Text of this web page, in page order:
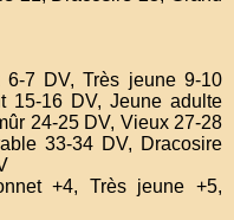
6-7 DV, Très jeune 9-10
15-16 DV, Jeune adulte
24-25 DV, Vieux 27-28
33-34 DV, Dracosire
+4, Très jeune +5,